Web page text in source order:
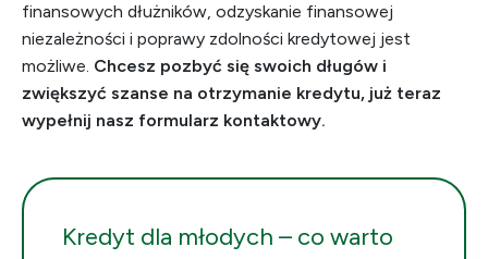
finansowych dłużników, odzyskanie finansowej
niezależności i poprawy zdolności kredytowej jest
możliwe. Chcesz pozbyć się swoich długów i
zwiększyć szanse na otrzymanie kredytu, już teraz
wypełnij nasz formularz kontaktowy.
Kredyt dla młodych – co warto